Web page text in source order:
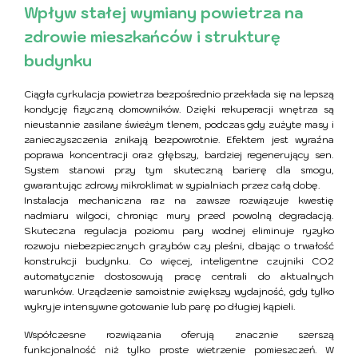
Wpływ stałej wymiany powietrza na
zdrowie mieszkańców i strukturę
budynku
Ciągła cyrkulacja powietrza bezpośrednio przekłada się na lepszą
kondycję fizyczną domowników. Dzięki rekuperacji wnętrza są
nieustannie zasilane świeżym tlenem, podczas gdy zużyte masy i
zanieczyszczenia znikają bezpowrotnie. Efektem jest wyraźna
poprawa koncentracji oraz głębszy, bardziej regenerujący sen.
System stanowi przy tym skuteczną barierę dla smogu,
gwarantując zdrowy mikroklimat w sypialniach przez całą dobę.
Instalacja mechaniczna raz na zawsze rozwiązuje kwestię
nadmiaru wilgoci, chroniąc mury przed powolną degradacją.
Skuteczna regulacja poziomu pary wodnej eliminuje ryzyko
rozwoju niebezpiecznych grzybów czy pleśni, dbając o trwałość
konstrukcji budynku. Co więcej, inteligentne czujniki CO2
automatycznie dostosowują pracę centrali do aktualnych
warunków. Urządzenie samoistnie zwiększy wydajność, gdy tylko
wykryje intensywne gotowanie lub parę po długiej kąpieli.
Współczesne rozwiązania oferują znacznie szerszą
funkcjonalność niż tylko proste wietrzenie pomieszczeń. W